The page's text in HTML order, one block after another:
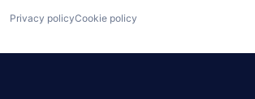
Privacy policyCookie policy